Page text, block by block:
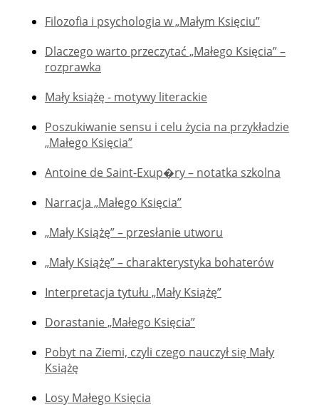
Filozofia i psychologia w „Małym Księciu”
Dlaczego warto przeczytać „Małego Księcia” –
rozprawka
Mały książę - motywy literackie
Poszukiwanie sensu i celu życia na przykładzie
„Małego Księcia”
Antoine de Saint-Exup�ry – notatka szkolna
Narracja „Małego Księcia”
„Mały Książę” – przesłanie utworu
„Mały Książę” – charakterystyka bohaterów
Interpretacja tytułu „Mały Książę”
Dorastanie „Małego Księcia”
Pobyt na Ziemi, czyli czego nauczył się Mały
Książę
Losy Małego Księcia